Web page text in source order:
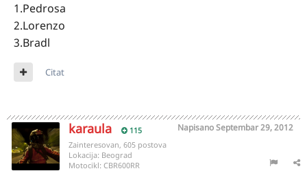
1.Pedrosa
2.Lorenzo
3.Bradl
Citat
karaula 115 NapisanoSeptembar 29, 2012
Zainteresovan, 605 postova
Lokacija: Beograd
Motocikl: CBR600RR